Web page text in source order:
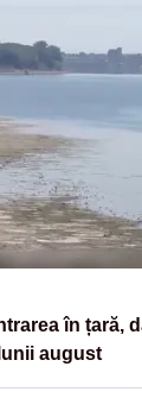
în țară,
august